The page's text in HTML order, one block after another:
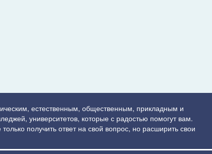
естественным, общественным, прикладным и
университетов, которые с радостью помогут вам.
получить ответ на свой вопрос, но расширить свои